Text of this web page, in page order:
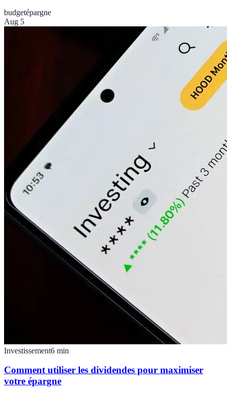
budgetépargne
Aug 5
Investissement6 min
Comment utiliser les dividendes pour maximiser
votre épargne